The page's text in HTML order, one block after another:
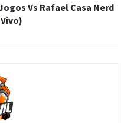
Vs Rafael Casa Nerd